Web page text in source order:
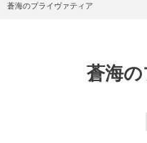
蒼海のプライヴァティア
蒼海